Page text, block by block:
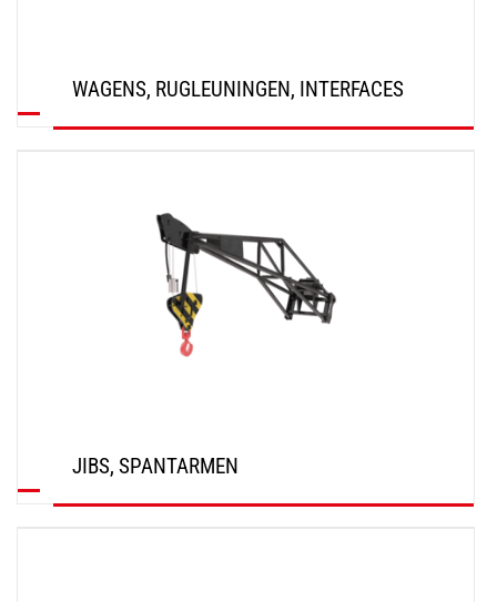
WAGENS, RUGLEUNINGEN, INTERFACES
JIBS, SPANTARMEN